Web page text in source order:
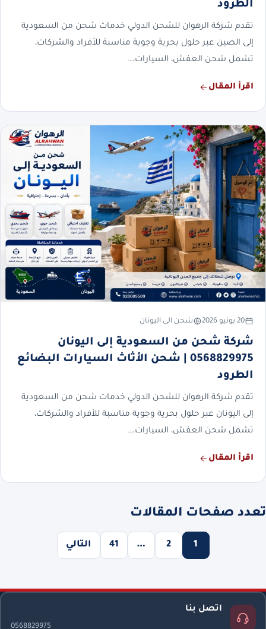
الطرود
تقدم شركة الرهوان للشحن الدولي خدمات شحن من السعودية
إلى الصين عبر حلول بحرية وجوية مناسبة للأفراد والشركات،
تشمل شحن العفش، السيارات،…
اقرأ المقال
20 يونيو 2026 شحن الى اليونان
شركة شحن من السعودية إلى اليونان
0568829975 | شحن الأثاث السيارات البضائع
الطرود
تقدم شركة الرهوان للشحن الدولي خدمات شحن من السعودية
إلى اليونان عبر حلول بحرية وجوية مناسبة للأفراد والشركات،
تشمل شحن العفش، السيارات،…
اقرأ المقال
تعدد صفحات المقالات
1
2
…
41 التالي
اتصل بنا
0568829975